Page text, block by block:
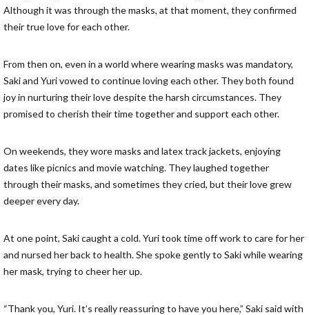
Although it was through the masks, at that moment, they confirmed
their true love for each other.
From then on, even in a world where wearing masks was mandatory,
Saki and Yuri vowed to continue loving each other. They both found
joy in nurturing their love despite the harsh circumstances. They
promised to cherish their time together and support each other.
On weekends, they wore masks and latex track jackets, enjoying
dates like picnics and movie watching. They laughed together
through their masks, and sometimes they cried, but their love grew
deeper every day.
At one point, Saki caught a cold. Yuri took time off work to care for her
and nursed her back to health. She spoke gently to Saki while wearing
her mask, trying to cheer her up.
“Thank you, Yuri. It’s really reassuring to have you here,” Saki said with